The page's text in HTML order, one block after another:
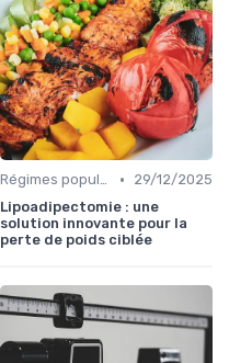
Régimes populaires •
29/12/2025
Lipoadipectomie : une
solution innovante pour la
perte de poids ciblée